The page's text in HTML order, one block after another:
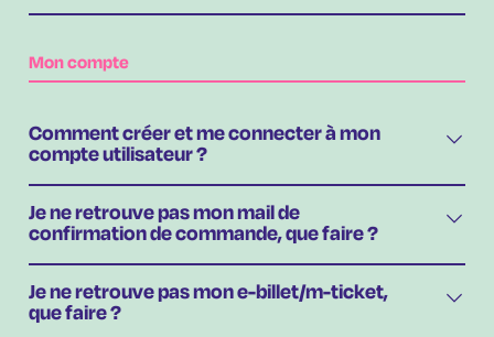
Mon compte
Comment créer et me connecter à mon
compte utilisateur ?
Je ne retrouve pas mon mail de
confirmation de commande, que faire ?
Je ne retrouve pas mon e-billet/m-ticket,
que faire ?